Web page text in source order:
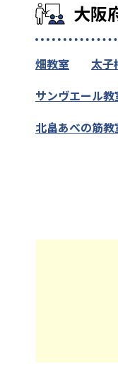
大阪
畑教室 太子
サンヴエール教
北畠あべの筋教